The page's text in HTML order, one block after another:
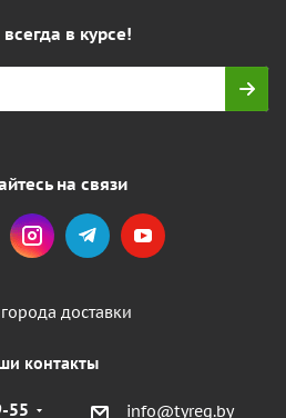
всегда в курсе!
на связи
доставки
контакты
55 info@tyreg.by